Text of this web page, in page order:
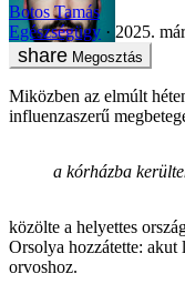
Botos Tamás
Egészségügy
2025.
Megosztás
Miközben az elmúlt
influenzaszerű
a kórházba
közölte a helyettes
Orsolya hozzátette: akut
orvoshoz.